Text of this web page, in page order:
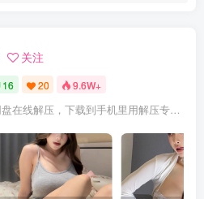
关注
16 20 9.6W+
不要用百度网盘在线解压，下载到手机里用解压专家APP解压，站内置顶文章有解压教程